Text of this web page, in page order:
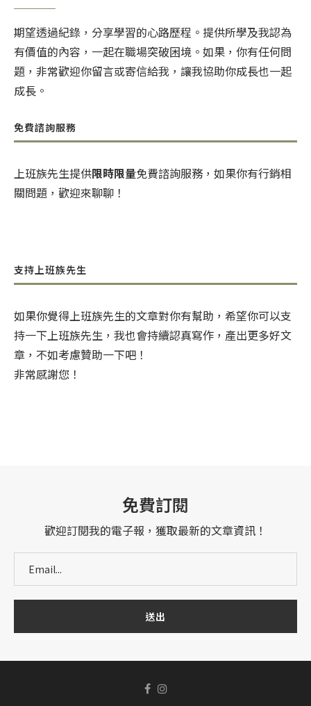
期望透過紀錄，分享學習的心路歷程。提供所學及我認為
有價值的內容，一起在職場突破困境。如果，你有任何問
題，非常歡迎你留言或寄信給我，讓我協助你成長也一起
成長。
免費諮詢服務
上班族先生提供限時限量免費諮詢服務，如果你有行銷相
關問題，歡迎來聊聊！
支持上班族先生
如果你覺得上班族先生的文章對你有幫助，希望你可以支
持一下上班族先生，我也會持續認真寫作，產出更多好文
章，不如考慮贊助一下吧！
非常感謝您！
免費訂閱
歡迎訂閱我的電子報，獲取最新的文章資訊！